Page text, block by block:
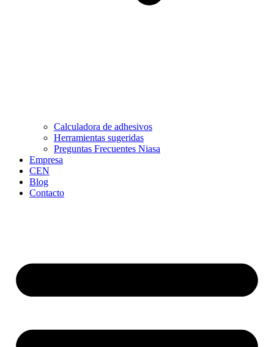
Calculadora de adhesivos
Herramientas sugeridas
Preguntas Frecuentes Niasa
Empresa
CEN
Blog
Contacto